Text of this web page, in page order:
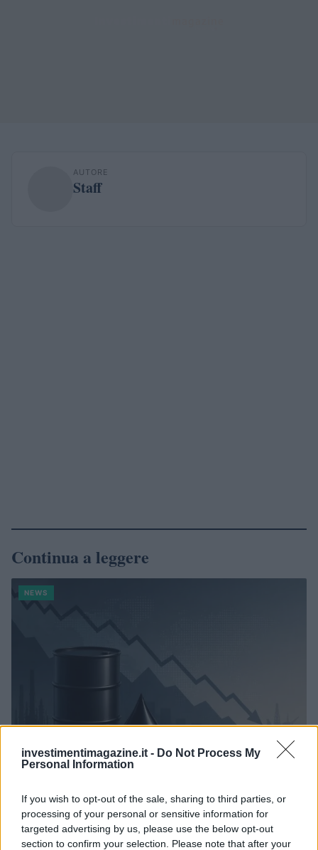
investimentimagazine.it - Do Not Process My
Personal Information
If you wish to opt-out of the sale, sharing to third parties, or
processing of your personal or sensitive information for
targeted advertising by us, please use the below opt-out
section to confirm your selection. Please note that after your
AUTORE
Staff
Continua a leggere
NEWS
Andrea Innocenti · 7 Ago 2026
NEWS